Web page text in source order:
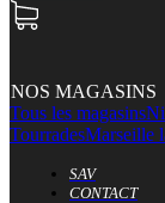
NOS MAGASINS
Tous les magasins
TourradesMarseille
SAV
CONTACT